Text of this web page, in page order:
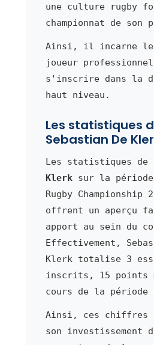
une culture rugby
championnat de son
Ainsi, il incarne
joueur
s'inscrire dans la
haut niveau.
Les statistiques
Sebastian De
Les statistiques de
Klerksur la période
Rugby Championship
offrent un aperçu
apport au sein du
Effectivement,
Klerk totalise 3
inscrits, 15 points
cours de la période
Ainsi, ces
son investissement